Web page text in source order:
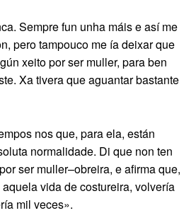
Sempre fun unha máis e así me
pero tampouco me ía deixar que
xeito por ser muller, para ben
Xa tivera que aguantar bastante
nos que, para ela, están
normalidade. Di que non ten
ser muller–obreira, e afirma que,
vida de costureira, volvería
mil veces».